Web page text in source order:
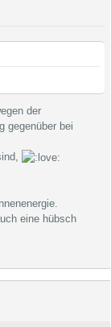
der
gegenüber bei
eine hübsch